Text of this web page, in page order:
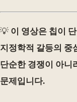
💡 이 영상은 칩이
지정학적 갈등의 중
단순한 경쟁이 아니
문제입니다.